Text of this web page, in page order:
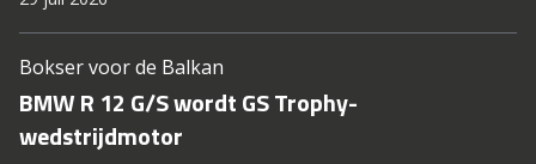
Bokser voor de Balkan
BMW R 12 G/S wordt GS Trophy-
wedstrijdmotor